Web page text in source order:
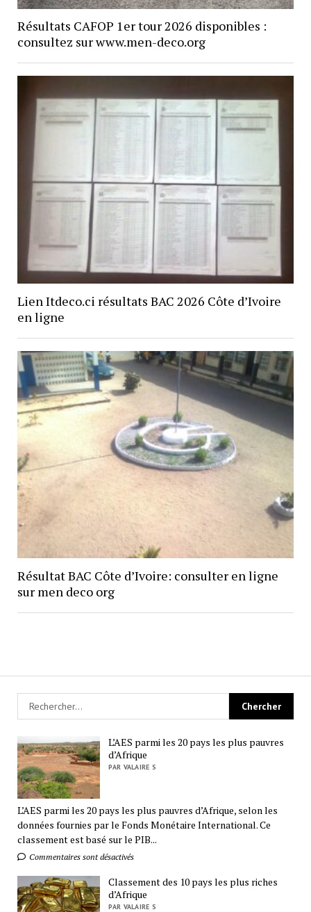
Résultats CAFOP 1er tour 2026 disponibles :
consultez sur www.men-deco.org
Lien Itdeco.ci résultats BAC 2026 Côte d’Ivoire
en ligne
Résultat BAC Côte d’Ivoire: consulter en ligne
sur men deco org
L’AES parmi les 20 pays les plus pauvres
d’Afrique
PAR VALAIRE S
L’AES parmi les 20 pays les plus pauvres d’Afrique, selon les
données fournies par le Fonds Monétaire International. Ce
classement est basé sur le PIB...
Commentaires sont désactivés
Classement des 10 pays les plus riches
d’Afrique
PAR VALAIRE S